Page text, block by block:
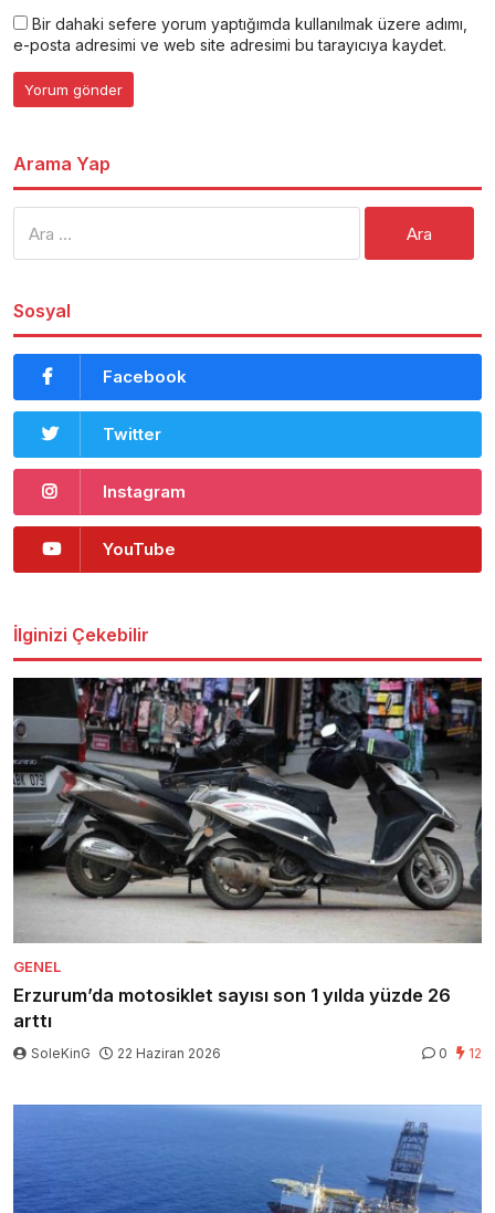
Bir dahaki sefere yorum yaptığımda kullanılmak üzere adımı,
e-posta adresimi ve web site adresimi bu tarayıcıya kaydet.
Arama Yap
Sosyal
Facebook
Twitter
Instagram
YouTube
İlginizi Çekebilir
GENEL
Erzurum’da motosiklet sayısı son 1 yılda yüzde 26
arttı
SoleKinG 22 Haziran 2026 0 12